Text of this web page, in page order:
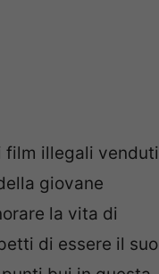
i film illegali venduti
giovane
la vita di
di essere il suo